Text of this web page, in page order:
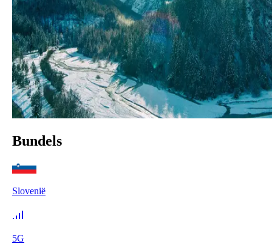
Bundels
Slovenië
5G